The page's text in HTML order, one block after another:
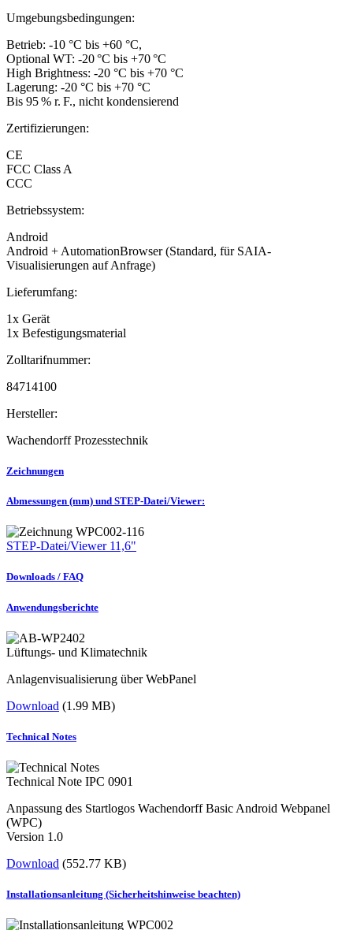
Umgebungsbedingungen:
Betrieb: -10 °C bis +60 °C,
Optional WT: -20 °C bis +70 °C
High Brightness: -20 °C bis +70 °C
Lagerung: -20 °C bis +70 °C
Bis 95 % r. F., nicht kondensierend
Zertifizierungen:
CE
FCC Class A
CCC
Betriebssystem:
Android
Android + AutomationBrowser (Standard, für SAIA-
Visualisierungen auf Anfrage)
Lieferumfang:
1x Gerät
1x Befestigungsmaterial
Zolltarifnummer:
84714100
Hersteller:
Wachendorff Prozesstechnik
Zeichnungen
Abmessungen (mm) und STEP-Datei/Viewer:
STEP-Datei/Viewer 11,6"
Downloads / FAQ
Anwendungsberichte
Lüftungs- und Klimatechnik
Anlagenvisualisierung über WebPanel
Download (1.99 MB)
Technical Notes
Technical Note IPC 0901
Anpassung des Startlogos Wachendorff Basic Android Webpanel
(WPC)
Version 1.0
Download (552.77 KB)
Installationsanleitung (Sicherheitshinweise beachten)